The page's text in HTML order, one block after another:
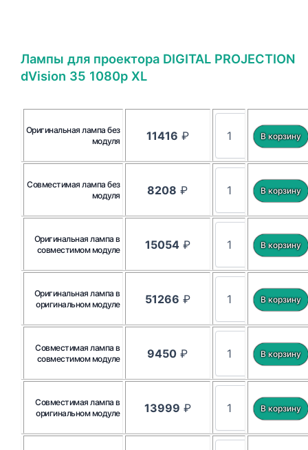
Лампы для проектора DIGITAL PROJECTION
dVision 35 1080p XL
Оригинальная лампа без
модуля
11416 ₽
Совместимая лампа без
модуля
8208 ₽
Оригинальная лампа в
совместимом модуле
15054₽
Оригинальная лампа в
оригинальном модуле
51266 ₽
Совместимая лампа в
совместимом модуле
9450 ₽
Совместимая лампа в
оригинальном модуле
13999 ₽